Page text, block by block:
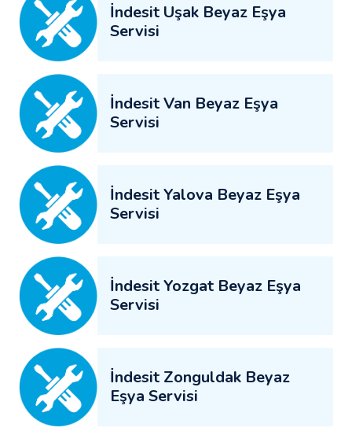
İndesit Uşak Beyaz Eşya
Servisi
İndesit Van Beyaz Eşya
Servisi
İndesit Yalova Beyaz Eşya
Servisi
İndesit Yozgat Beyaz Eşya
Servisi
İndesit Zonguldak Beyaz
Eşya Servisi